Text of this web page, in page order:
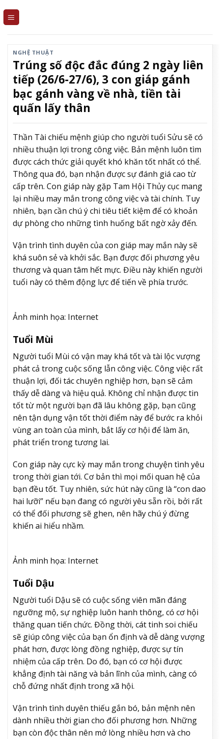
NGHỆ THUẬT
Trúng số độc đắc đúng 2 ngày liên
tiếp (26/6-27/6), 3 con giáp gánh
bạc gánh vàng về nhà, tiền tài
quấn lấy thân
Thần Tài chiếu mệnh giúp cho người tuổi Sửu sẽ có
nhiều thuận lợi trong công việc. Bản mệnh luôn tìm
được cách thức giải quyết khó khăn tốt nhất có thể.
Thông qua đó, bạn nhận được sự đánh giá cao từ
cấp trên. Con giáp này gặp Tam Hội Thủy cục mang
lại nhiều may mắn trong công việc và tài chính. Tuy
nhiên, bạn cần chú ý chi tiêu tiết kiệm để có khoản
dự phòng cho những tình huống bất ngờ xảy đến.
Vận trình tình duyên của con giáp may mắn này sẽ
khá suôn sẻ và khởi sắc. Bạn được đối phương yêu
thương và quan tâm hết mực. Điều này khiến người
tuổi này có thêm động lực để tiến về phía trước.
Ảnh minh họa: Internet
Tuổi Mùi
Người tuổi Mùi có vận may khá tốt và tài lộc vượng
phát cả trong cuộc sống lẫn công việc. Công việc rất
thuận lợi, đối tác chuyên nghiệp hơn, bạn sẽ cảm
thấy dễ dàng và hiệu quả. Không chỉ nhận được tin
tốt từ một người bạn đã lâu không gặp, bạn cũng
nên tận dụng vận tốt thời điểm này để bước ra khỏi
vùng an toàn của mình, bắt lấy cơ hội để làm ăn,
phát triển trong tương lai.
Con giáp này cực kỳ may mắn trong chuyện tình yêu
trong thời gian tới. Cơ bản thì mọi mối quan hệ của
bạn đều tốt. Tuy nhiên, sức hút này cũng là “con dao
hai lưỡi” nếu bạn đang có người yêu sẵn rồi, bởi rất
có thể đối phương sẽ ghen, nên hãy chú ý đừng
khiến ai hiểu nhầm.
Ảnh minh họa: Internet
Tuổi Dậu
Người tuổi Dậu sẽ có cuộc sống viên mãn đáng
ngưỡng mộ, sự nghiệp luôn hanh thông, có cơ hội
thăng quan tiến chức. Đồng thời, cát tinh soi chiếu
sẽ giúp công việc của bạn ổn định và dễ dàng vượng
phát hơn, được lòng đồng nghiệp, được sự tín
nhiệm của cấp trên. Do đó, bạn có cơ hội được
khẳng định tài năng và bản lĩnh của mình, càng có
chỗ đứng nhất định trong xã hội.
Vận trình tình duyên thiếu gắn bó, bản mệnh nên
dành nhiều thời gian cho đối phương hơn. Những
bạn còn độc thân nên mở lòng nhiều hơn và cho